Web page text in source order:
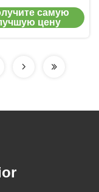
с двойным
Apple и
самую
цену